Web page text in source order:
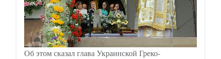
Об этом сказал глава Украинской Греко-